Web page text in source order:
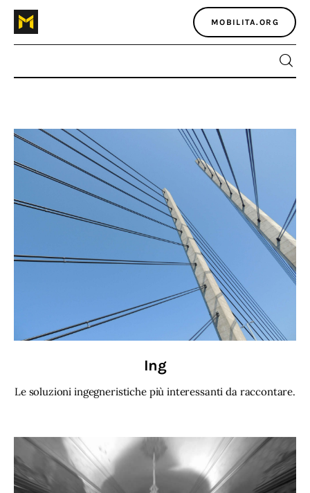
MOBILITA.ORG
Home
Atlante dei masters
Argomenti
Ing
Le soluzioni ingegneristiche più interessanti da raccontare.